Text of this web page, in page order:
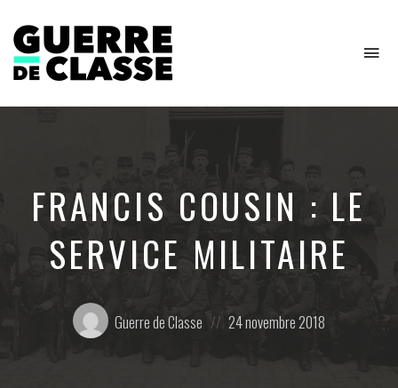
de
FRANCIS COUSIN : LE
SERVICE MILITAIRE
Posté
par:
Guerre de Classe
on
24 novembre 2018